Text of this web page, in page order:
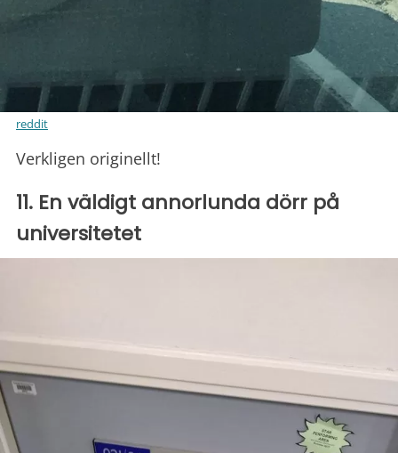
reddit
Verkligen originellt!
11. En väldigt annorlunda dörr på
universitetet